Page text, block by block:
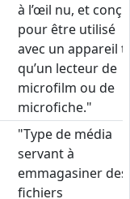
à l’œil nu, et conçu
pour être utilisé
avec un appareil
qu’un lecteur de
microfilm ou de
microfiche."
"Type de média
servant à
emmagasiner des
fichiers